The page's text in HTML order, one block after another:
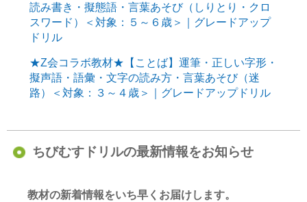
読み書き・擬態語・言葉あそび（しりとり・クロ
スワード）＜対象：５～６歳＞｜グレードアップ
ドリル
★Z会コラボ教材★【ことば】運筆・正しい字形・
擬声語・語彙・文字の読み方・言葉あそび（迷
路）＜対象：３～４歳＞｜グレードアップドリル
ちびむすドリルの最新情報をお知らせ
教材の新着情報をいち早くお届けします。